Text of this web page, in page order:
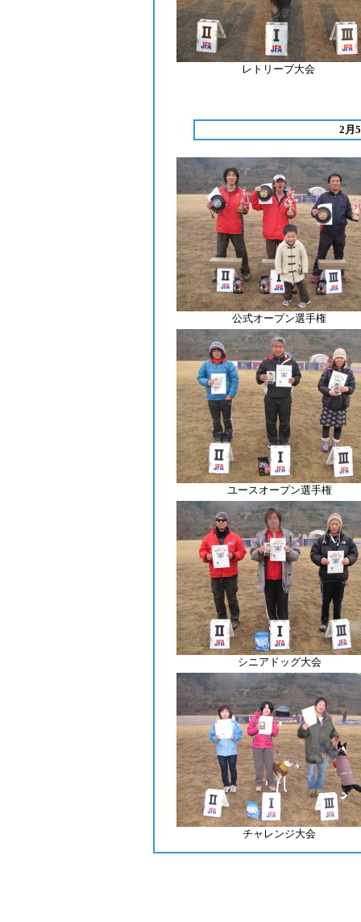
レトリーブ大会
2月
公式オープン選手権
ユースオープン選手権
シニアドッグ大会
チャレンジ大会